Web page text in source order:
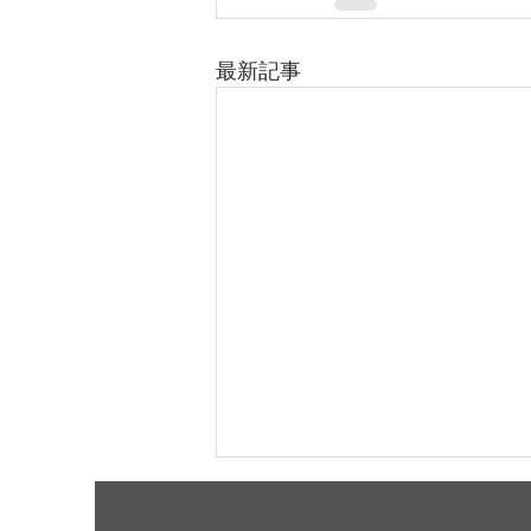
最新記事